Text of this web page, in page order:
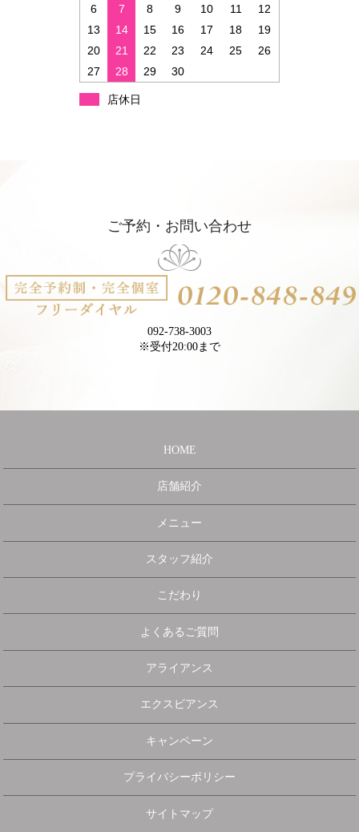
6
7 8 9 10 11
12
13
14 15 16 17 18
19
20
21 22 23 24 25
26
27
28 29 30
店休日
ご予約・お問い合わせ
092-738-3003
※受付20:00まで
HOME
店舗紹介
メニュー
スタッフ紹介
こだわり
よくあるご質問
アライアンス
エクスビアンス
キャンペーン
プライバシーポリシー
サイトマップ